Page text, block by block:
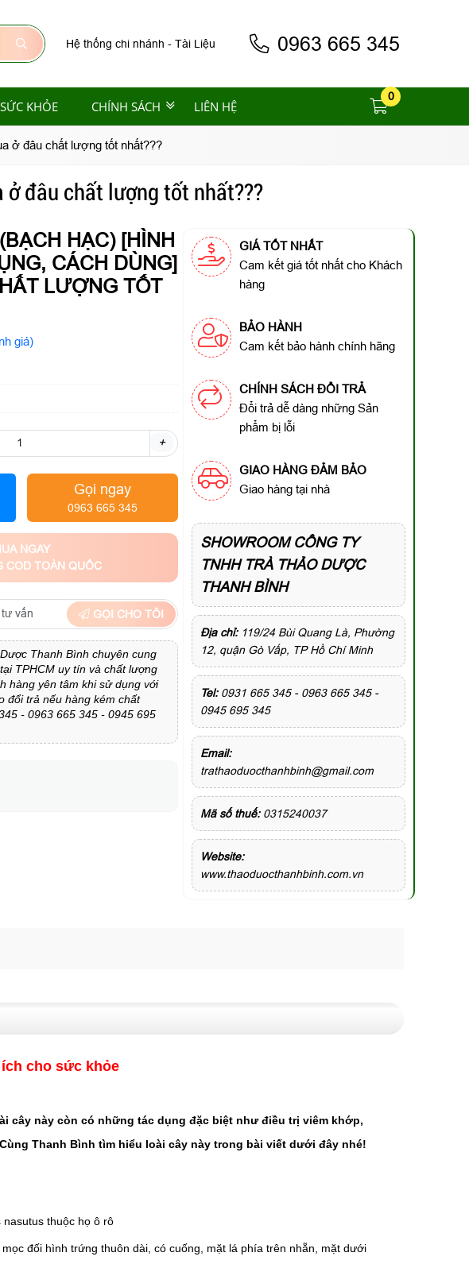
Hệ thống chi nhánh - Tài Liệu 0963 665 345
KHỎE CHÍNH SÁCH LIÊN HỆ
0
ở đâu chất lượng tốt nhất???
ở đâu chất lượng tốt nhất???
HẠC) [HÌNH
CÁCH DÙNG]
LƯỢNG TỐT
giá)
+
Gọi ngay
0963 665 345
NGAY
COD TOÀN QUỐC
GỌI CHO TÔI
Thanh Bình chuyên cung
TPHCM uy tín và chất lượng
hàng yên tâm khi sử dụng với
đổi trả nếu hàng kém chất
- 0963 665 345 - 0945 695
GIÁ TỐT NHẤT
Cam kết giá tốt nhất cho Khách
hàng
BẢO HÀNH
Cam kết bảo hành chính hãng
CHÍNH SÁCH ĐỔI TRẢ
Đổi trả dễ dàng những Sản
phẩm bị lỗi
GIAO HÀNG ĐẢM BẢO
Giao hàng tại nhà
SHOWROOM CÔNG TY
TNHH TRÀ THẢO DƯỢC
THANH BÌNH
Địa chỉ: 119/24 Bùi Quang Là, Phường
12, quận Gò Vấp, TP Hồ Chí Minh
Tel:0931 665 345 - 0963 665 345 -
0945 695 345
Email:
trathaoduocthanhbinh@gmail.com
Mã số thuế: 0315240037
Website:
www.thaoduocthanhbinh.com.vn
cho sức khỏe
cây này còn có những tác dụng đặc biệt như điều trị viêm khớp,
Thanh Bình tìm hiểu loài cây này trong bài viết dưới đây nhé!
thuộc họ ô rô
đối hình trứng thuôn dài, có cuống, mặt lá phía trên nhẵn, mặt dưới